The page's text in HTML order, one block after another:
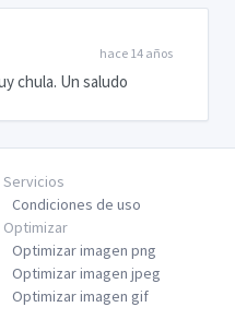
hace 14 años
chula. Un saludo
Servicios
Condiciones de uso
Optimizar
Optimizar imagen png
Optimizar imagen jpeg
Optimizar imagen gif